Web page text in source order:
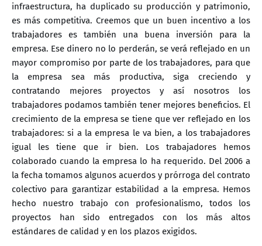
infraestructura, ha duplicado su producción y patrimonio,
es más competitiva. Creemos que un buen incentivo a los
trabajadores es también una buena inversión para la
empresa. Ese dinero no lo perderán, se verá reflejado en un
mayor compromiso por parte de los trabajadores, para que
la empresa sea más productiva, siga creciendo y
contratando mejores proyectos y así nosotros los
trabajadores podamos también tener mejores beneficios. El
crecimiento de la empresa se tiene que ver reflejado en los
trabajadores: si a la empresa le va bien, a los trabajadores
igual les tiene que ir bien. Los trabajadores hemos
colaborado cuando la empresa lo ha requerido. Del 2006 a
la fecha tomamos algunos acuerdos y prórroga del contrato
colectivo para garantizar estabilidad a la empresa. Hemos
hecho nuestro trabajo con profesionalismo, todos los
proyectos han sido entregados con los más altos
estándares de calidad y en los plazos exigidos.